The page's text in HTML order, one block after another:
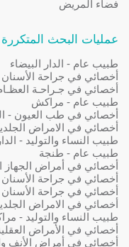
فضاء المريض
عمليات البحث المتكررة
طبيب عام - الدار البيضاء
أخصائي في جراحة الأسنان -
أخصائي في جـراحـة
طبيب عام - مراكش
أخصائي في طب العيون -
أخصائي في الامراض
طبيب النساء والتوليد -
طبيب عام - طنجة
أخصائي في أمراض الجهاز
أخصائي في جراحة الأسنان
أخصائي في جراحة
أخصائي في الامراض
طبيب النساء والتوليد -
أخصائي في الأمراض
أخصائي في أمراض الأنف